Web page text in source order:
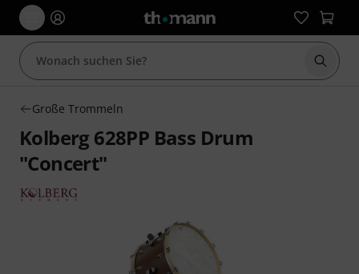
Suche
Große Trommeln
Kolberg 628PP Bass Drum
"Concert"